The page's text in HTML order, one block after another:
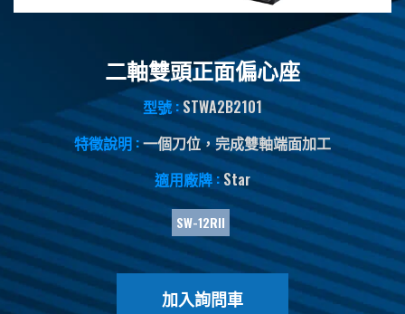
二軸雙頭正面偏心座
型號 :STWA2B2101
特徵說明 :一個刀位，完成雙軸端面加工
適用廠牌 :Star
SW-12RII
加入詢問車